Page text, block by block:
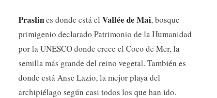
Praslines donde está el Vallée de Mai, bosque
primigenio declarado Patrimonio de la Humanidad
por la UNESCO donde crece el Coco de Mer, la
semilla más grande del reino vegetal. También es
donde está Anse Lazio, la mejor playa del
archipiélago según casi todos los que han ido.